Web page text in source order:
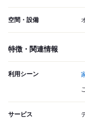
空間・設備
特徴・関連情報
利用シーン
サービス